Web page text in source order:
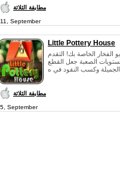
مطابقة الثلاثة
11, September
Little Pottery House
الفخار الخاصة بك! التقدم
الصعبة جعل القطع
مطابقة الثلاثة
5, September